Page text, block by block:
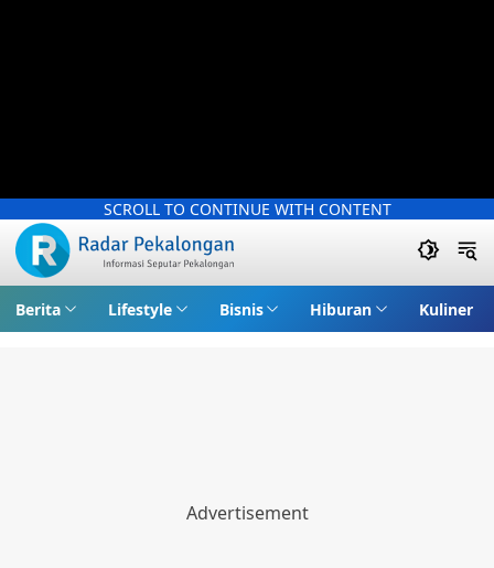
SCROLL TO CONTINUE WITH CONTENT
Berita Lifestyle Bisnis Hiburan Kuliner